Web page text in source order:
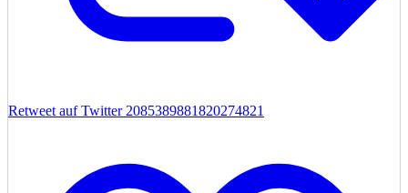
Retweet auf Twitter 2085389881820274821